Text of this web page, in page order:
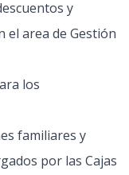
y
el area de Gestión
los
familiares y
por las Cajas